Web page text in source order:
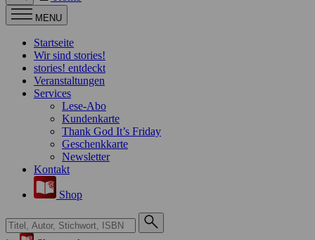
MENU
Startseite
Wir sind stories!
stories! entdeckt
Veranstaltungen
Services
Lese-Abo
Kundenkarte
Thank God It’s Friday
Geschenkkarte
Newsletter
Kontakt
Shop
Suche bei Hugendubel